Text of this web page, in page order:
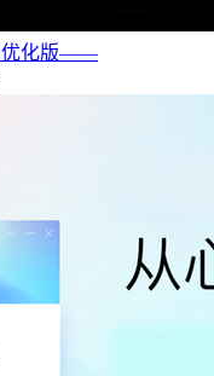
优化版——